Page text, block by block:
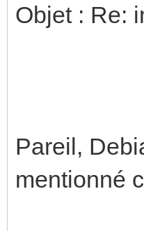
Objet : Re:
Pareil,
mentionné